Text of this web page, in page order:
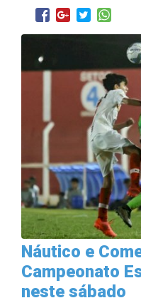
Náutico e
Campeonato
neste sábado